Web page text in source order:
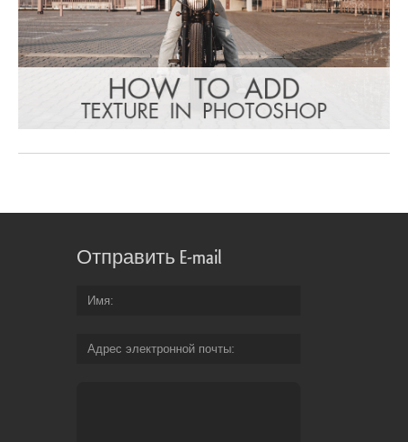
Отправить E-mail
Имя
Адрес электронной почты